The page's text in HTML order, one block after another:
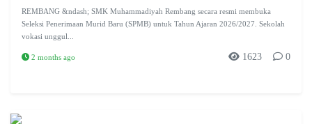
REMBANG &ndash; SMK Muhammadiyah Rembang secara resmi membuka
Seleksi Penerimaan Murid Baru (SPMB) untuk Tahun Ajaran 2026/2027. Sekolah
vokasi unggul...
2 months ago 0
1623